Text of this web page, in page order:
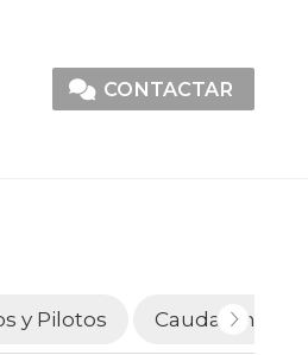
CONTACTAR
y Pilotos Caudalímetros